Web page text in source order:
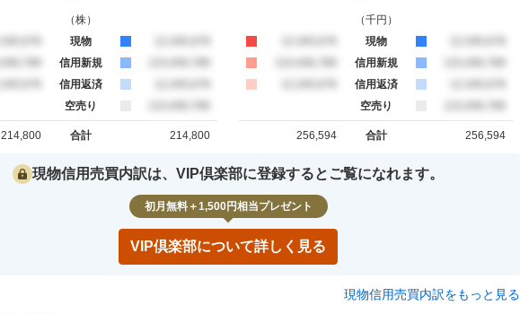
（株）
現物
信用新規
信用返済
空売り
合計
214,800
売約定 合計
214,800
（千円 ）
現物
信用新規
信用返済
空売り
合計
買約定 合計
256,594
売約定 合計
256,594
現物信用売買内訳は、VIP倶楽部に登録するとご覧になれます。
初月無料＋1,500円相当プレゼント
VIP倶楽部について詳しく見る
現物信用売買内訳をもっと見る